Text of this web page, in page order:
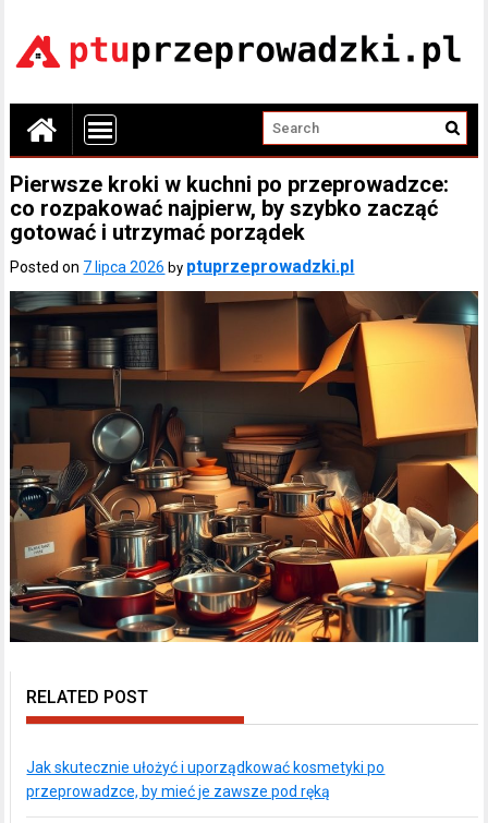
Pierwsze kroki w kuchni po przeprowadzce:
co rozpakować najpierw, by szybko zacząć
gotować i utrzymać porządek
Posted on 7 lipca 2026 by ptuprzeprowadzki.pl
RELATED POST
Jak skutecznie ułożyć i uporządkować kosmetyki po
przeprowadzce, by mieć je zawsze pod ręką